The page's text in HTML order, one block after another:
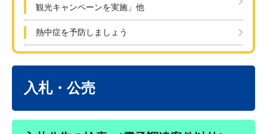
観光キャンペーンを実施」他
熱中症を予防しましょう
入札・公売